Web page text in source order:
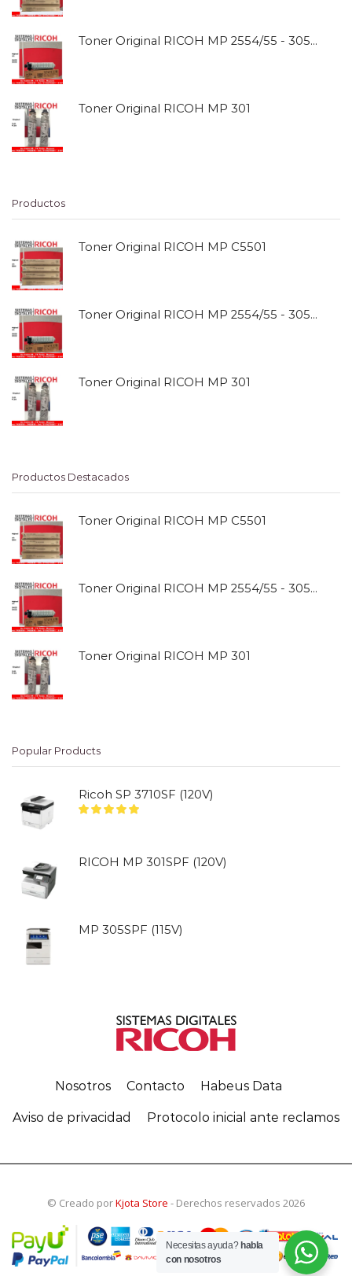
Toner Original RICOH MP 2554/55 - 3054/55
Toner Original RICOH MP 301
Productos
Toner Original RICOH MP C5501
Toner Original RICOH MP 2554/55 - 3054/55
Toner Original RICOH MP 301
Productos Destacados
Toner Original RICOH MP C5501
Toner Original RICOH MP 2554/55 - 3054/55
Toner Original RICOH MP 301
Popular Products
Ricoh SP 3710SF (120V)
RICOH MP 301SPF (120V)
MP 305SPF (115V)
Nosotros Contacto Habeus Data
Aviso de privacidad Protocolo inicial ante reclamos
© Creado porKjota Store - Derechos reservados 2026
Necesitas ayuda? habla
con nosotros